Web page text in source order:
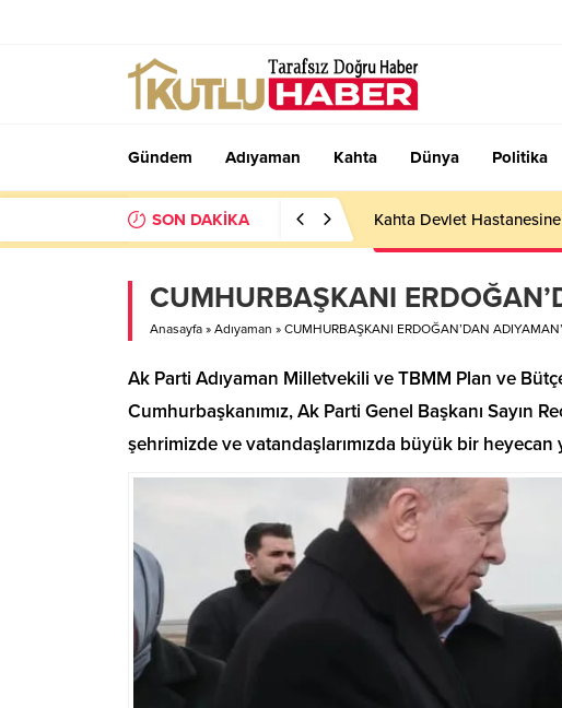
Gündem Adıyaman Kahta Dünya Politika
SON DAKİKA Kahta Devlet
CUMHURBAŞKANI
Anasayfa » Adıyaman » CUMHURBAŞKANI ERDOĞAN’DAN
Ak Parti Adıyaman Milletvekili ve TBMM Plan ve
Cumhurbaşkanımız, Ak Parti Genel Başkanı Sayın
şehrimizde ve vatandaşlarımızda büyük bir heyecan